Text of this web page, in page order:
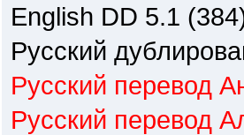
English DD 5.1
Русский
Русский перевод
Русский перевод